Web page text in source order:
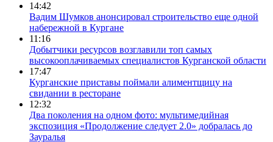
14:42
Вадим Шумков анонсировал строительство еще одной
набережной в Кургане
11:16
Добытчики ресурсов возглавили топ самых
высокооплачиваемых специалистов Курганской области
17:47
Курганские приставы поймали алиментщицу на
свидании в ресторане
12:32
Два поколения на одном фото: мультимедийная
экспозиция «Продолжение следует 2.0» добралась до
Зауралья